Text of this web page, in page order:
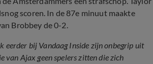
scoren. In de 87e minuut maakte
Brobbey de 0-2.
eerder bij Vandaag Inside zijn onbegrip uit
van Ajax geen spelers zitten die zich